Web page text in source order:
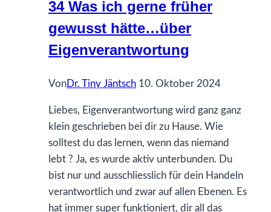
über
Selbstwert
34 Was ich gerne früher
gewusst hätte…über
Eigenverantwortung
VonDr. Tiny Jäntsch 10. Oktober 2024
Liebes, Eigenverantwortung wird ganz ganz
klein geschrieben bei dir zu Hause. Wie
solltest du das lernen, wenn das niemand
lebt ? Ja, es wurde aktiv unterbunden. Du
bist nur und ausschliesslich für dein Handeln
verantwortlich und zwar auf allen Ebenen. Es
hat immer super funktioniert, dir all das